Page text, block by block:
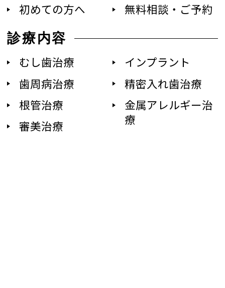
初めての方へ
無料相談・ご予約
診療内容
むし歯治療
歯周病治療
根管治療
審美治療
インプラント
精密入れ歯治療
金属アレルギー治
療